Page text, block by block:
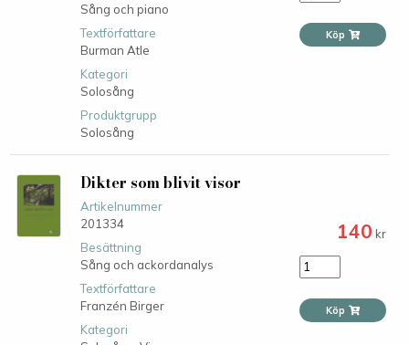
Sång och piano
Textförfattare
Burman Atle
Kategori
Solosång
Produktgrupp
Solosång
Köp
Dikter som blivit visor
Artikelnummer
201334
Besättning
Sång och ackordanalys
Textförfattare
Franzén Birger
Kategori
140 kr
Köp